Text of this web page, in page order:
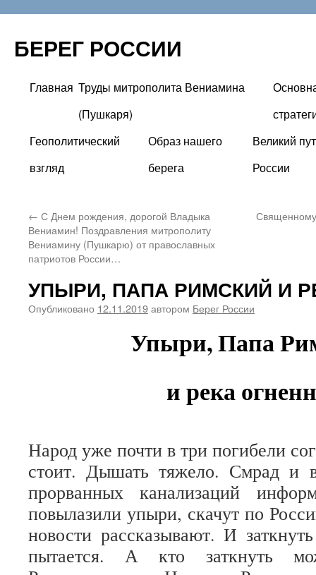
БЕРЕГ РОССИИ
Перейти
содержимому
Главная Труды митрополита Вениамина
(Пушкаря)
Геополитический
взгляд
Образ нашего
берега
Великий
России
← С Днем рождения, дорогой Владыка
Вениамин! Поздравления митрополиту
Вениамину (Пушкарю) от православных
патриотов России…
УПЫРИ, ПАПА РИМСКИЙ И
Опубликовано 12.11.2019автором Берег России
Упыри, Папа
и река
Народ уже почти в три погибели
стоит. Дышать тяжело. Смрад и
прорванных канализаций
повылазили упыри, скачут по
новости рассказывают. И
пытается. А кто заткнуть